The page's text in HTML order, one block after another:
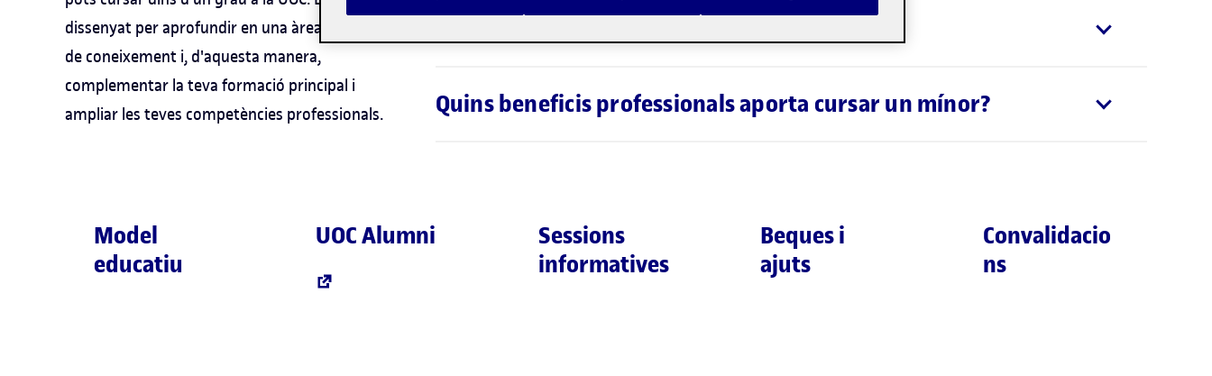
dissenyat per aprofundir en una àrea específica
de coneixement i, d'aquesta manera,
complementar la teva formació principal i
ampliar les teves competències professionals.
Quins beneficis professionals aporta cursar un mínor?
Model
educatiu
UOC Alumni
Sessions
informatives
Beques i
ajuts
Convalidacio
ns